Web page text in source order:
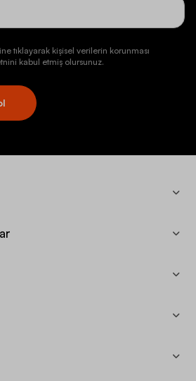
tıklayarak kişisel verilerin korunması
kabul etmiş olursunuz.